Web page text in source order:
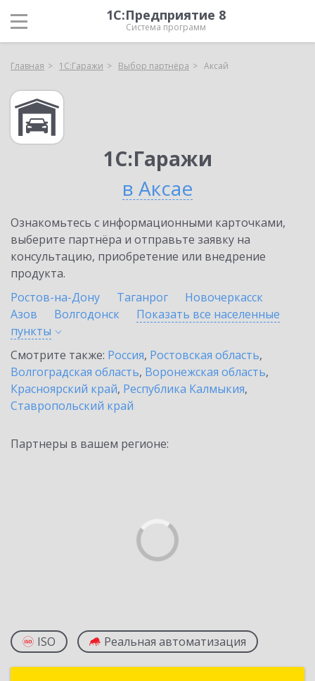
1С:Предприятие 8
Система программ
Главная 1С:Гаражи Выбор партнёра Аксай
1С:Гаражи
в Аксае
Ознакомьтесь с информационными карточками,
выберите партнёра и отправьте заявку на
консультацию, приобретение или внедрение
продукта.
Ростов-на-Дону
Таганрог
Новочеркасск
Азов
Волгодонск
Показать все населенные
пункты
Смотрите также: Россия, Ростовская область,
Волгоградская область, Воронежская область,
Красноярский край, Республика Калмыкия,
Ставропольский край
Партнеры в вашем регионе:
ISO Реальная автоматизация